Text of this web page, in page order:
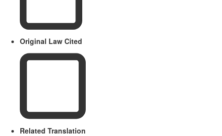
Original Law Cited
Related Translation